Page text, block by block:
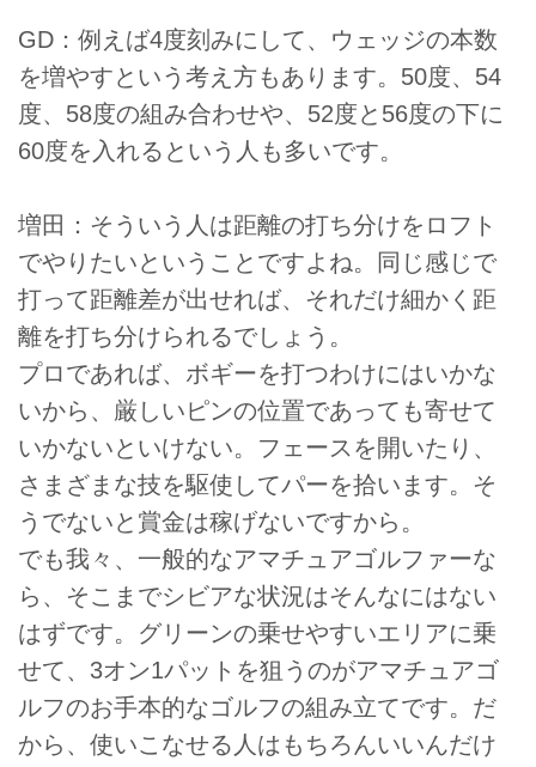
GD：例えば4度刻みにして、ウェッジの本数
を増やすという考え方もあります。50度、54
度、58度の組み合わせや、52度と56度の下に
60度を入れるという人も多いです。
増田：そういう人は距離の打ち分けをロフト
でやりたいということですよね。同じ感じで
打って距離差が出せれば、それだけ細かく距
離を打ち分けられるでしょう。
プロであれば、ボギーを打つわけにはいかな
いから、厳しいピンの位置であっても寄せて
いかないといけない。フェースを開いたり、
さまざまな技を駆使してパーを拾います。そ
うでないと賞金は稼げないですから。
でも我々、一般的なアマチュアゴルファーな
ら、そこまでシビアな状況はそんなにはない
はずです。グリーンの乗せやすいエリアに乗
せて、3オン1パットを狙うのがアマチュアゴ
ルフのお手本的なゴルフの組み立てです。だ
から、使いこなせる人はもちろんいいんだけ